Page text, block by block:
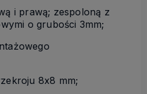
i prawą; zespoloną z
o grubości 3mm;
8x8 mm;